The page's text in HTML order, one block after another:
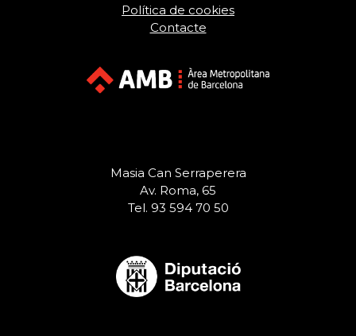
Política de cookies
Contacte
Masia Can Serraperera
Av. Roma, 65
Tel. 93 594 70 50